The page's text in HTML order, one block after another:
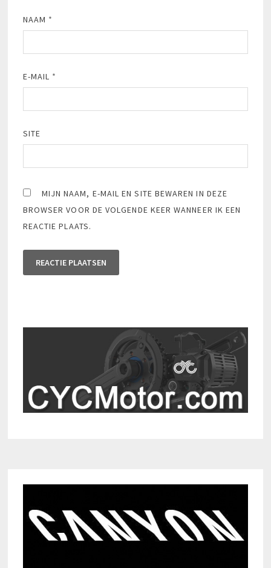
NAAM *
E-MAIL *
SITE
MIJN NAAM, E-MAIL EN SITE BEWAREN IN DEZE
BROWSER VOOR DE VOLGENDE KEER WANNEER IK EEN
REACTIE PLAATS.